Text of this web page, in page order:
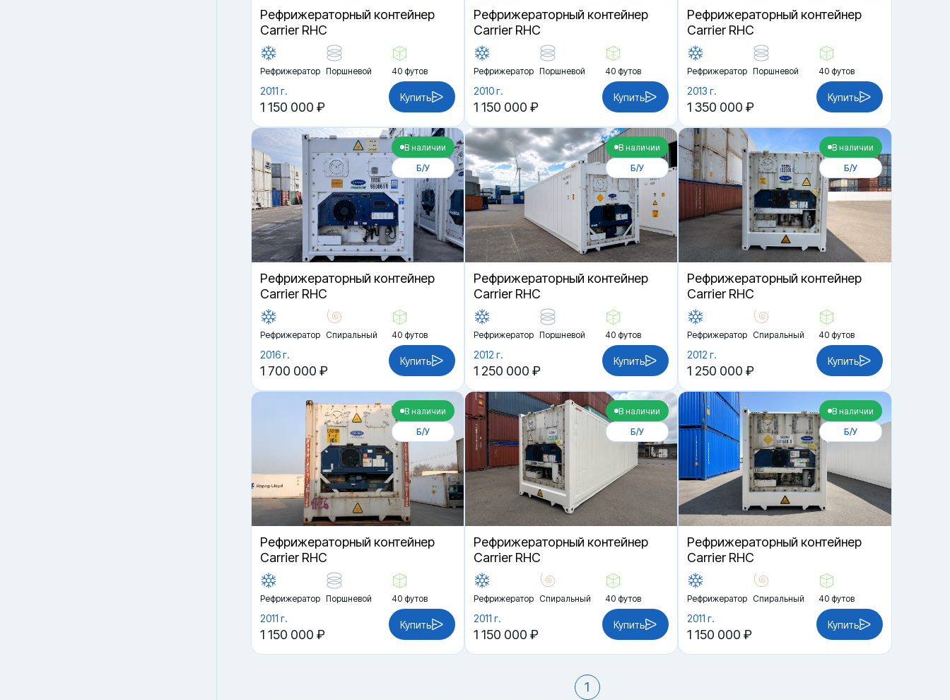
Рефрижераторный контейнер
Carrier RHC
Рефрижератор Поршневой 40 футов
2011 г.
1 150 000 ₽
Купить
Рефрижераторный контейнер
Carrier RHC
Рефрижератор Поршневой 40 футов
2010 г.
1 150 000 ₽
Купить
Рефрижераторный контейнер
Carrier RHC
Рефрижератор Поршневой 40 футов
2013 г.
1 350 000 ₽
Купить
В наличии
Б/У
Рефрижераторный контейнер
Carrier RHC
Рефрижератор Спиральный 40 футов
2016 г.
1 700 000 ₽
Купить
В наличии
Б/У
Рефрижераторный контейнер
Carrier RHC
Рефрижератор Поршневой 40 футов
2012 г.
1 250 000 ₽
Купить
В наличии
Б/У
Рефрижераторный контейнер
Carrier RHC
Рефрижератор Спиральный 40 футов
2012 г.
1 250 000 ₽
Купить
В наличии
Б/У
Рефрижераторный контейнер
Carrier RHC
Рефрижератор Поршневой 40 футов
2011 г.
1 150 000 ₽
Купить
В наличии
Б/У
Рефрижераторный контейнер
Carrier RHC
Рефрижератор Спиральный 40 футов
2011 г.
1 150 000 ₽
Купить
В наличии
Б/У
Рефрижераторный контейнер
Carrier RHC
Рефрижератор Спиральный 40 футов
2011 г.
1 150 000 ₽
Купить
1